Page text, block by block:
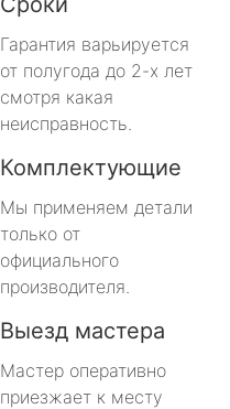
Гарантия варьируется
от полугода до 2-х лет
смотря какая
неисправность.
Комплектующие
Мы применяем детали
только от
официального
производителя.
Выезд мастера
Мастер оперативно
приезжает к месту